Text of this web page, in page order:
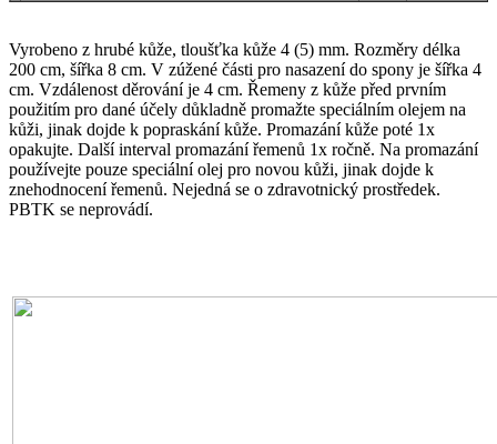
Vyrobeno z hrubé kůže, tloušťka kůže 4 (5) mm. Rozměry délka
200 cm, šířka 8 cm. V zúžené části pro nasazení do spony je šířka 4
cm. Vzdálenost děrování je 4 cm. Řemeny z kůže před prvním
použitím pro dané účely důkladně promažte speciálním olejem na
kůži, jinak dojde k popraskání kůže. Promazání kůže poté 1x
opakujte. Další interval promazání řemenů 1x ročně. Na promazání
používejte pouze speciální olej pro novou kůži, jinak dojde k
znehodnocení řemenů. Nejedná se o zdravotnický prostředek.
PBTK se neprovádí.